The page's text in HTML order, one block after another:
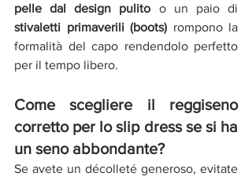
pelle dal design pulito
stivaletti primaverili (boots) rompono la
formalità del capo rendendolo perfetto
per il tempo libero.
Come scegliere il reggiseno
corretto per lo slip dress se si ha
un seno abbondante?
Se avete un décolleté generoso, evitate